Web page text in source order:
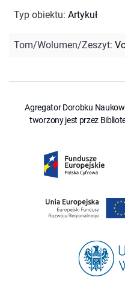
Typ obiektu: Artykuł
Tom/Wolumen/Zeszyt:
Agregator Dorobku
tworzony jest przez